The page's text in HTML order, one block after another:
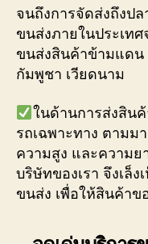
จนถึงการจัดส่งถึงป
ขนส่งภายในประเท
ขนส่งสินค้าข้ามแดน
กัมพูชา เวียดนาม
ในด้านการส่งสิน
รถเฉพาะทาง ตาม
ความสูง และความ
บริษัทของเรา จึงเล็
ขนส่ง เพื่อให้สินค้า